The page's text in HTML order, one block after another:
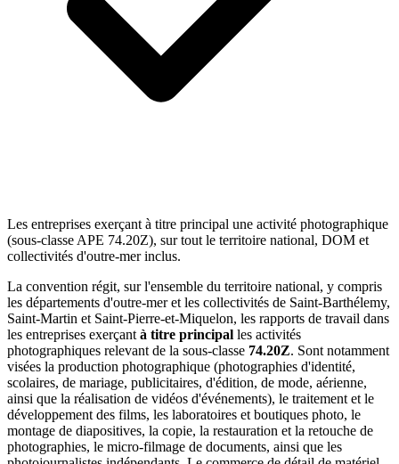
Les entreprises exerçant à titre principal une activité photographique
(sous-classe APE 74.20Z), sur tout le territoire national, DOM et
collectivités d'outre-mer inclus.
La convention régit, sur l'ensemble du territoire national, y compris
les départements d'outre-mer et les collectivités de Saint-Barthélemy,
Saint-Martin et Saint-Pierre-et-Miquelon, les rapports de travail dans
les entreprises exerçant à titre principal les activités
photographiques relevant de la sous-classe 74.20Z. Sont notamment
visées la production photographique (photographies d'identité,
scolaires, de mariage, publicitaires, d'édition, de mode, aérienne,
ainsi que la réalisation de vidéos d'événements), le traitement et le
développement des films, les laboratoires et boutiques photo, le
montage de diapositives, la copie, la restauration et la retouche de
photographies, le micro-filmage de documents, ainsi que les